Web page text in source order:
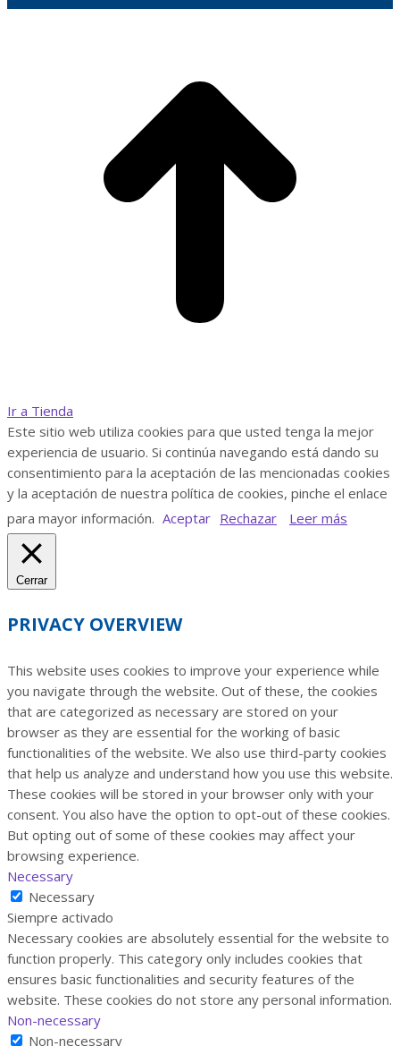
Ir a Tienda
Este sitio web utiliza cookies para que usted tenga la mejor
experiencia de usuario. Si continúa navegando está dando su
consentimiento para la aceptación de las mencionadas cookies
y la aceptación de nuestra política de cookies, pinche el enlace
para mayor información. Aceptar Rechazar Leer más
Cerrar
PRIVACY OVERVIEW
This website uses cookies to improve your experience while
you navigate through the website. Out of these, the cookies
that are categorized as necessary are stored on your
browser as they are essential for the working of basic
functionalities of the website. We also use third-party cookies
that help us analyze and understand how you use this website.
These cookies will be stored in your browser only with your
consent. You also have the option to opt-out of these cookies.
But opting out of some of these cookies may affect your
browsing experience.
Necessary
Necessary
Siempre activado
Necessary cookies are absolutely essential for the website to
function properly. This category only includes cookies that
ensures basic functionalities and security features of the
website. These cookies do not store any personal information.
Non-necessary
Non-necessary